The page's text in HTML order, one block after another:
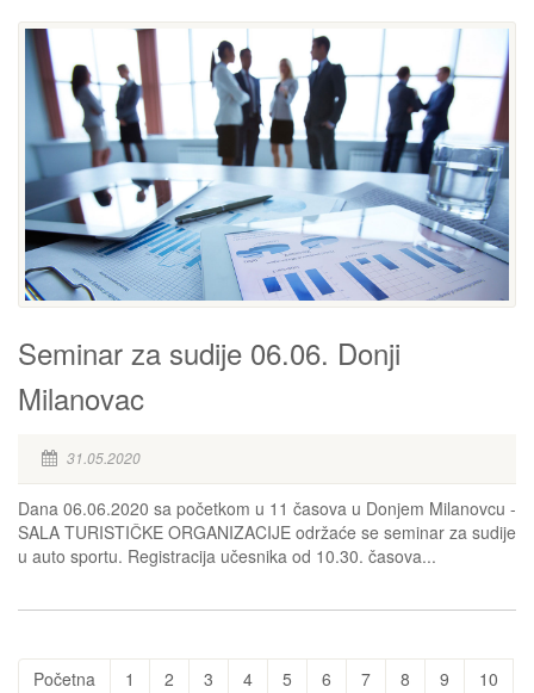
Seminar za sudije 06.06. Donji
Milanovac
31.05.2020
Dana 06.06.2020 sa početkom u 11 časova u Donjem Milanovcu -
SALA TURISTIČKE ORGANIZACIJE održaće se seminar za sudije
u auto sportu. Registracija učesnika od 10.30. časova...
Početna 1 2 3 4 5 6 7 8 9
10